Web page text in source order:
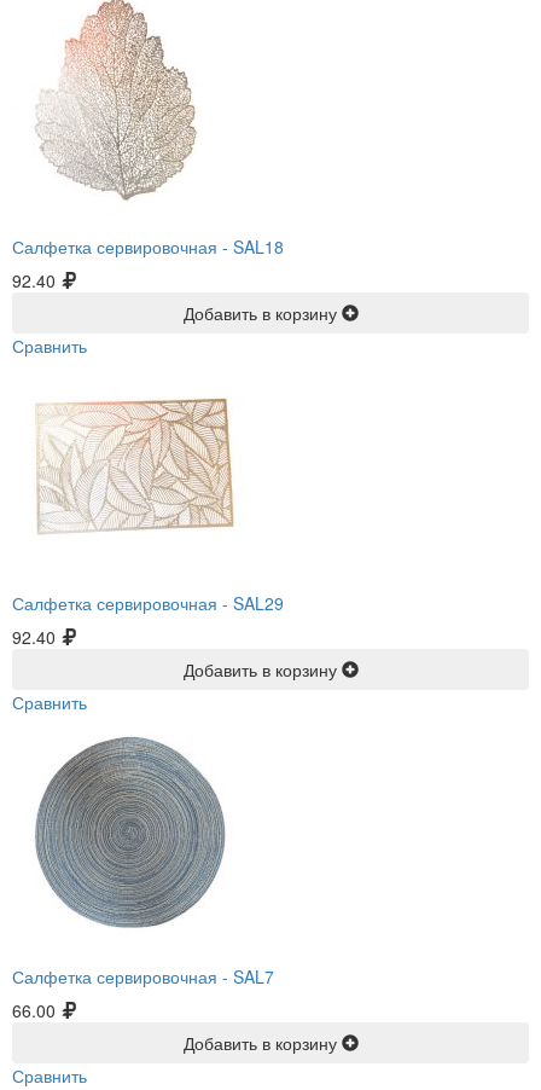
Салфетка сервировочная - SAL18
92.40
Добавить в корзину
Сравнить
Салфетка сервировочная - SAL29
92.40
Добавить в корзину
Сравнить
Салфетка сервировочная - SAL7
66.00
Добавить в корзину
Сравнить